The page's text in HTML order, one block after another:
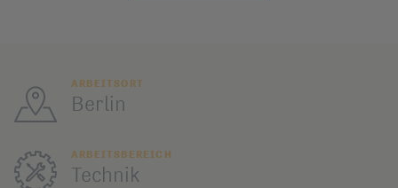
ARBEITSORT
Berlin
ARBEITSBEREICH
Technik